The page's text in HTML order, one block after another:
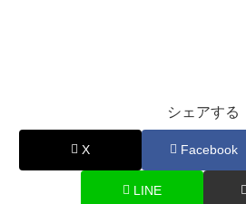
シェアする
X Facebook
LINE